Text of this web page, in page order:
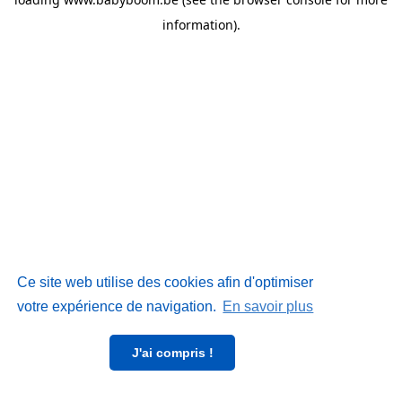
Ce site web utilise des cookies afin d'optimiser
votre expérience de navigation. En savoir plus
J'ai compris !
information).